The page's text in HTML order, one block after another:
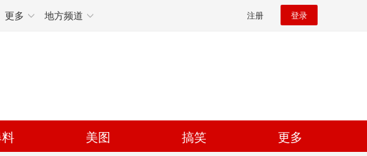
更多 地方频道 注册 登录
美图 搞笑 更多